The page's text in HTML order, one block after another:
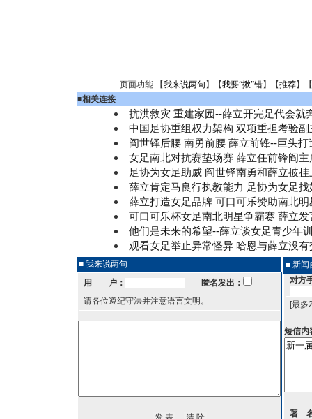
页面功能 【我来说两句 】【我要“揪”错】【推荐】
■相关连接
抗洪救灾 重建家园--薛立开完足代会就
中国足协重组权力架构 双项重担考验
阎世铎后腰 南勇前腰 薛立前锋--巨头打
女足南北对抗赛垫场赛 薛立任前锋阎
足协为女足助威 阎世铎南勇和薛立披
薛立肯定马良行执教能力 足协为女足找
薛立打造女足品牌 可口可乐赞助南北
可口可乐杯女足南北明星争霸赛 薛立
他们是未来的希望--薛立谈女足青少年
观看女足举止异常怪异 哈恩与薛立没
■ 我来说两句
用 户：
匿名发出：
请各位遵纪守法并注意语言文明。
■ 新闻
对方
[最多
短信内
署